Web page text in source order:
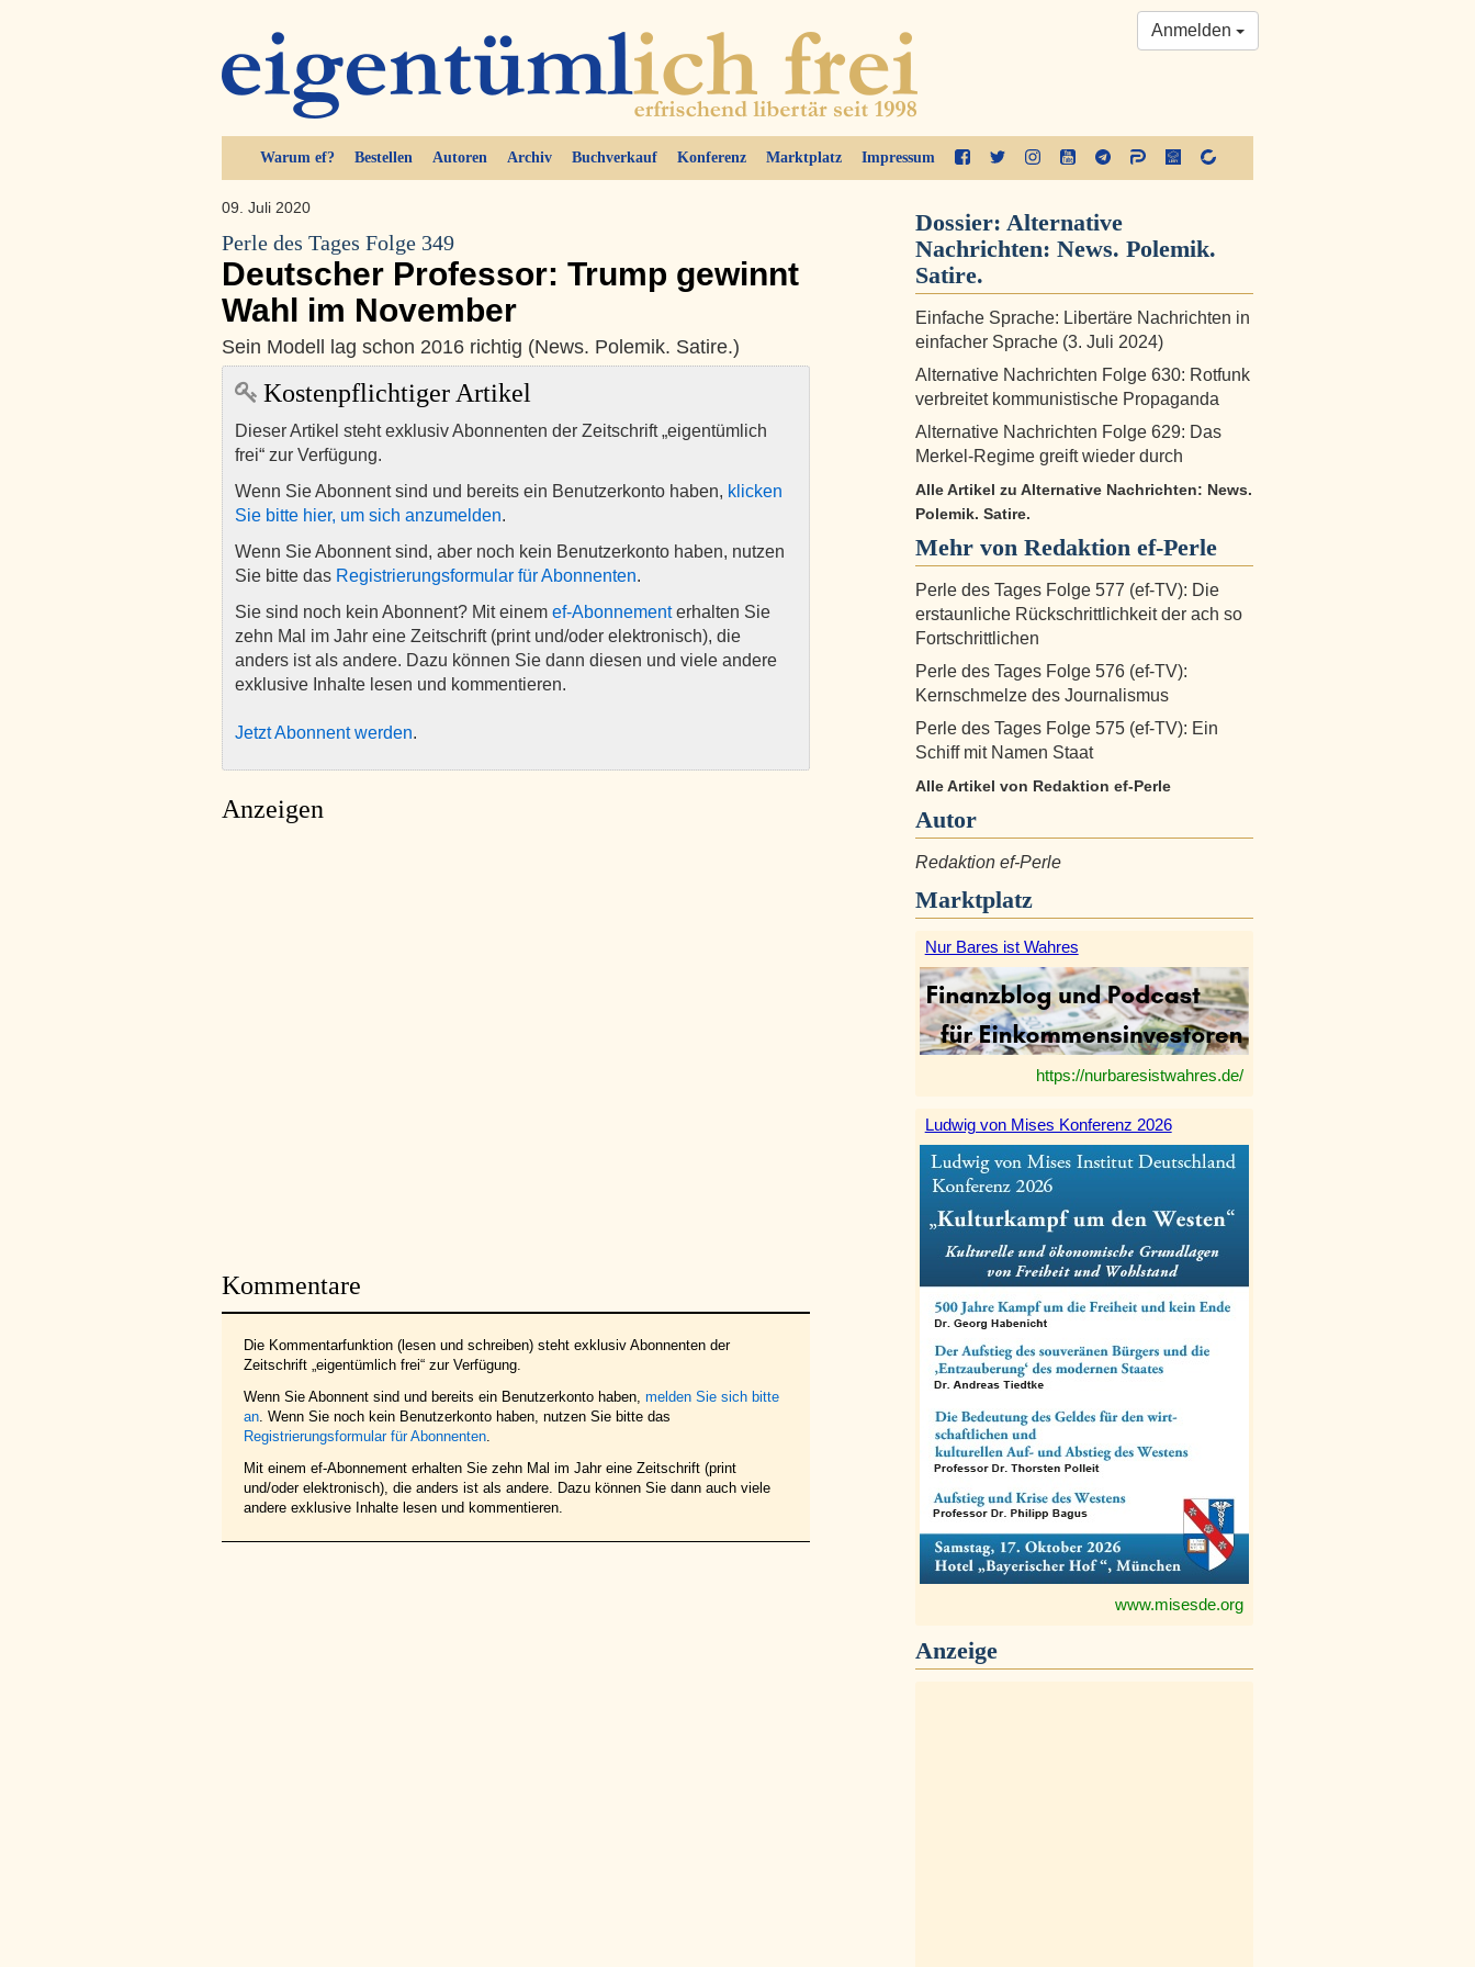
Warum ef? Bestellen Autoren Archiv Buchverkauf Konferenz Marktplatz Impressum
Anmelden
09. Juli 2020
Perle des Tages Folge 349
Deutscher Professor: Trump gewinnt
Wahl im November
Sein Modell lag schon 2016 richtig (News. Polemik. Satire.)
Kostenpflichtiger Artikel
Dieser Artikel steht exklusiv Abonnenten der Zeitschrift „eigentümlich
frei“ zur Verfügung.
Wenn Sie Abonnent sind und bereits ein Benutzerkonto haben, klicken
Sie bitte hier, um sich anzumelden.
Wenn Sie Abonnent sind, aber noch kein Benutzerkonto haben, nutzen
Sie bitte das Registrierungsformular für Abonnenten.
Sie sind noch kein Abonnent? Mit einem ef-Abonnementerhalten Sie
zehn Mal im Jahr eine Zeitschrift (print und/oder elektronisch), die
anders ist als andere. Dazu können Sie dann diesen und viele andere
exklusive Inhalte lesen und kommentieren.
Jetzt Abonnent werden.
Anzeigen
Kommentare
Die Kommentarfunktion (lesen und schreiben) steht exklusiv Abonnenten der
Zeitschrift „eigentümlich frei“ zur Verfügung.
Wenn Sie Abonnent sind und bereits ein Benutzerkonto haben, melden Sie sich bitte
an. Wenn Sie noch kein Benutzerkonto haben, nutzen Sie bitte das
Registrierungsformular für Abonnenten.
Mit einem ef-Abonnement erhalten Sie zehn Mal im Jahr eine Zeitschrift (print
und/oder elektronisch), die anders ist als andere. Dazu können Sie dann auch viele
andere exklusive Inhalte lesen und kommentieren.
Dossier: Alternative
Nachrichten: News. Polemik.
Satire.
Einfache Sprache: Libertäre Nachrichten in
einfacher Sprache (3. Juli 2024)
Alternative Nachrichten Folge 630: Rotfunk
verbreitet kommunistische Propaganda
Alternative Nachrichten Folge 629: Das
Merkel-Regime greift wieder durch
Alle Artikel zu Alternative Nachrichten: News.
Polemik. Satire.
Mehr von Redaktion ef-Perle
Perle des Tages Folge 577 (ef-TV): Die
erstaunliche Rückschrittlichkeit der ach so
Fortschrittlichen
Perle des Tages Folge 576 (ef-TV):
Kernschmelze des Journalismus
Perle des Tages Folge 575 (ef-TV): Ein
Schiff mit Namen Staat
Alle Artikel von Redaktion ef-Perle
Autor
Redaktion ef-Perle
Marktplatz
Nur Bares ist Wahres
https://nurbaresistwahres.de/
Ludwig von Mises Konferenz 2026
www.misesde.org
Anzeige